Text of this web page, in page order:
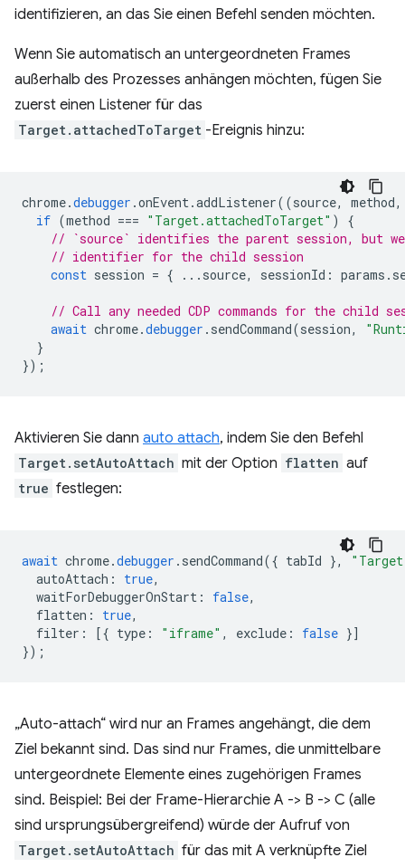
identifizieren, an das Sie einen Befehl senden möchten.
Wenn Sie automatisch an untergeordneten Frames
außerhalb des Prozesses anhängen möchten, fügen Sie
zuerst einen Listener für das
Target.attachedToTarget -Ereignis hinzu:
chrome.debugger .onEvent.addListener((source, method,
if (method === "Target.attachedToTarget" )
{
// `source` identifies the parent session, but we
// identifier for the child session
const session = { ... source, sessionId : params .
// Call any needed CDP commands for the child
await chrome.debugger . sendCommand(session,
}
});
Aktivieren Sie dann auto attach, indem Sie den Befehl
Target.setAutoAttach mit der Option flatten auf
true festlegen:
await chrome.debugger . sendCommand({ tabId },
autoAttach : true,
waitForDebuggerOnStart : false,
flatten : true,
filter : [{ type : "iframe" , exclude : false }]
});
„Auto-attach“ wird nur an Frames angehängt, die dem
Ziel bekannt sind. Das sind nur Frames, die unmittelbare
untergeordnete Elemente eines zugehörigen Frames
sind. Beispiel: Bei der Frame-Hierarchie A -> B -> C (alle
sind ursprungsübergreifend) würde der Aufruf von
Target.setAutoAttach für das mit A verknüpfte Ziel